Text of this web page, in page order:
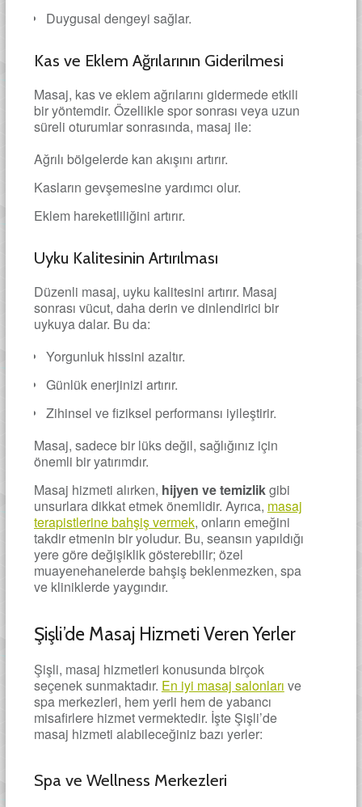
Duygusal dengeyi sağlar.
Kas ve Eklem Ağrılarının Giderilmesi
Masaj, kas ve eklem ağrılarını gidermede etkili
bir yöntemdir. Özellikle spor sonrası veya uzun
süreli oturumlar sonrasında, masaj ile:
Ağrılı bölgelerde kan akışını artırır.
Kasların gevşemesine yardımcı olur.
Eklem hareketliliğini artırır.
Uyku Kalitesinin Artırılması
Düzenli masaj, uyku kalitesini artırır. Masaj
sonrası vücut, daha derin ve dinlendirici bir
uykuya dalar. Bu da:
Yorgunluk hissini azaltır.
Günlük enerjinizi artırır.
Zihinsel ve fiziksel performansı iyileştirir.
Masaj, sadece bir lüks değil, sağlığınız için
önemli bir yatırımdır.
Masaj hizmeti alırken, hijyen ve temizlikgibi
unsurlara dikkat etmek önemlidir. Ayrıca, masaj
terapistlerine bahşiş vermek, onların emeğini
takdir etmenin bir yoludur. Bu, seansın yapıldığı
yere göre değişiklik gösterebilir; özel
muayenehanelerde bahşiş beklenmezken, spa
ve kliniklerde yaygındır.
Şişli’de Masaj Hizmeti Veren Yerler
Şişli, masaj hizmetleri konusunda birçok
seçenek sunmaktadır. En iyi masaj salonları ve
spa merkezleri, hem yerli hem de yabancı
misafirlere hizmet vermektedir. İşte Şişli’de
masaj hizmeti alabileceğiniz bazı yerler:
Spa ve Wellness Merkezleri